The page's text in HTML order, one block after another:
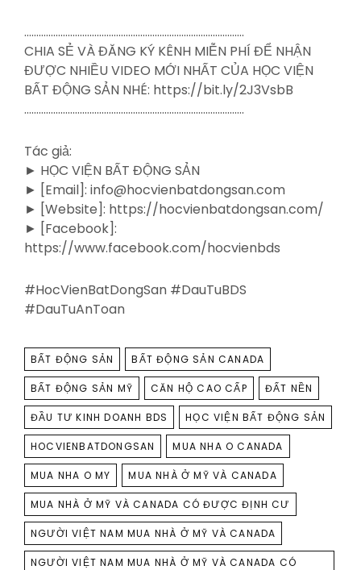
……………………………………………………………………………….
CHIA SẺ VÀ ĐĂNG KÝ KÊNH MIỄN PHÍ ĐỂ NHẬN
ĐƯỢC NHIỀU VIDEO MỚI NHẤT CỦA HỌC VIỆN
BẤT ĐỘNG SẢN NHÉ: https://bit.ly/2J3VsbB
……………………………………………………………………………….
Tác giả:
► HỌC VIỆN BẤT ĐỘNG SẢN
► [Email]: info@hocvienbatdongsan.com
► [Website]: https://hocvienbatdongsan.com/
► [Facebook]:
https://www.facebook.com/hocvienbds
#HocVienBatDongSan #DauTuBDS
#DauTuAnToan
TAGS
BẤT ĐỘNG SẢN BẤT ĐỘNG SẢN CANADA
BẤT ĐỘNG SẢN MỸ CĂN HỘ CAO CẤP ĐẤT NỀN
ĐẦU TƯ KINH DOANH BDS HỌC VIỆN BẤT ĐỘNG SẢN
HOCVIENBATDONGSAN MUA NHA O CANADA
MUA NHA O MY MUA NHÀ Ở MỸ VÀ CANADA
MUA NHÀ Ở MỸ VÀ CANADA CÓ ĐƯỢC ĐỊNH CƯ
NGƯỜI VIỆT NAM MUA NHÀ Ở MỸ VÀ CANADA
NGƯỜI VIỆT NAM MUA NHÀ Ở MỸ VÀ CANADA CÓ